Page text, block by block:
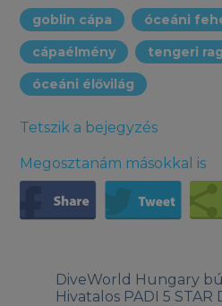
goblin cápa
óceáni
cápaélmény
tengeri
óceáni élővilág
Tetszik a bejegyzés
Megosztanám másokkal is
DiveWorld Hungary
Hivatalos PADI 5 STAR